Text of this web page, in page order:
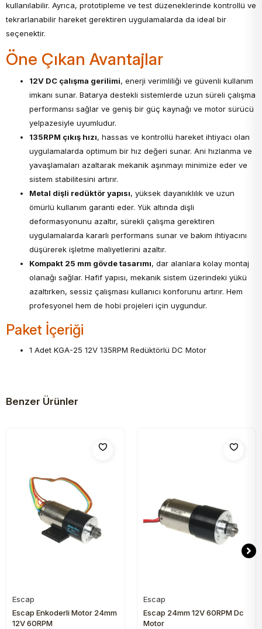
kullanılabilir. Ayrıca, prototipleme ve test düzeneklerinde kontrollü ve
tekrarlanabilir hareket gerektiren uygulamalarda da ideal bir
seçenektir.
Öne Çıkan Avantajlar
12V DC çalışma gerilimi, enerji verimliliği ve güvenli kullanım
imkanı sunar. Batarya destekli sistemlerde uzun süreli çalışma
performansı sağlar ve geniş bir güç kaynağı ve motor sürücü
yelpazesiyle uyumludur.
135RPM çıkış hızı, hassas ve kontrollü hareket ihtiyacı olan
uygulamalarda optimum bir hız değeri sunar. Ani hızlanma ve
yavaşlamaları azaltarak mekanik aşınmayı minimize eder ve
sistem stabilitesini artırır.
Metal dişli redüktör yapısı, yüksek dayanıklılık ve uzun
ömürlü kullanım garanti eder. Yük altında dişli
deformasyonunu azaltır, sürekli çalışma gerektiren
uygulamalarda kararlı performans sunar ve bakım ihtiyacını
düşürerek işletme maliyetlerini azaltır.
Kompakt 25 mm gövde tasarımı, dar alanlara kolay montaj
olanağı sağlar. Hafif yapısı, mekanik sistem üzerindeki yükü
azaltırken, sessiz çalışması kullanıcı konforunu artırır. Hem
profesyonel hem de hobi projeleri için uygundur.
Paket İçeriği
1 Adet KGA-25 12V 135RPM Redüktörlü DC Motor
Benzer Ürünler
Escap
Escap Enkoderli Motor 24mm
12V 60RPM
Escap
Escap 24mm 12V 60RPM Dc
Motor